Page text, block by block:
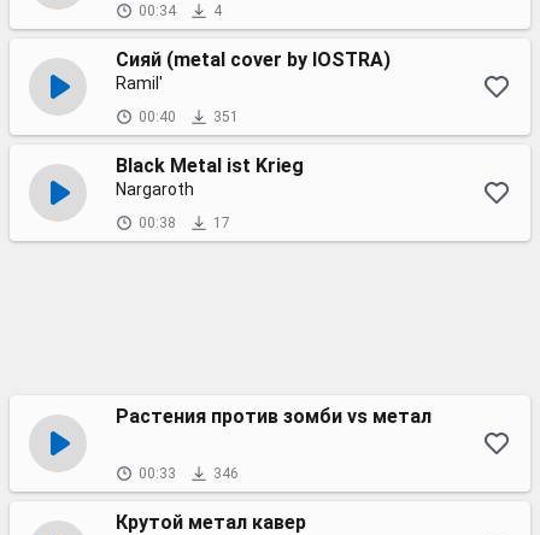
00:34 4
Сияй (metal cover by IOSTRA)
Ramil'
00:40 351
Black Metal ist Krieg
Nargaroth
00:38 17
Растения против зомби vs метал
00:33 346
Крутой метал кавер